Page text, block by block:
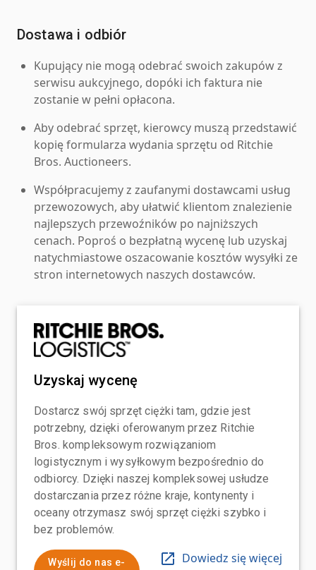
Dostawa i odbiór
Kupujący nie mogą odebrać swoich zakupów z
serwisu aukcyjnego, dopóki ich faktura nie
zostanie w pełni opłacona.
Aby odebrać sprzęt, kierowcy muszą przedstawić
kopię formularza wydania sprzętu od Ritchie
Bros. Auctioneers.
Współpracujemy z zaufanymi dostawcami usług
przewozowych, aby ułatwić klientom znalezienie
najlepszych przewoźników po najniższych
cenach. Poproś o bezpłatną wycenę lub uzyskaj
natychmiastowe oszacowanie kosztów wysyłki ze
stron internetowych naszych dostawców.
Uzyskaj wycenę
Dostarcz swój sprzęt ciężki tam, gdzie jest
potrzebny, dzięki oferowanym przez Ritchie
Bros. kompleksowym rozwiązaniom
logistycznym i wysyłkowym bezpośrednio do
odbiorcy. Dzięki naszej kompleksowej usłudze
dostarczania przez różne kraje, kontynenty i
oceany otrzymasz swój sprzęt ciężki szybko i
bez problemów.
Wyślij do nas e-
Dowiedz się więcej